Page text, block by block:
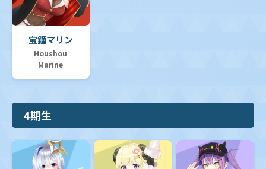
宝鐘マリン
Houshou
Marine
4期生